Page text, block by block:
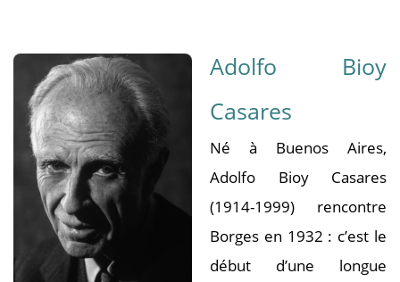
Adolfo Bioy
Casares
Né à Buenos Aires,
Adolfo Bioy Casares
(1914-1999) rencontre
Borges en 1932 : c’est le
début d’une longue